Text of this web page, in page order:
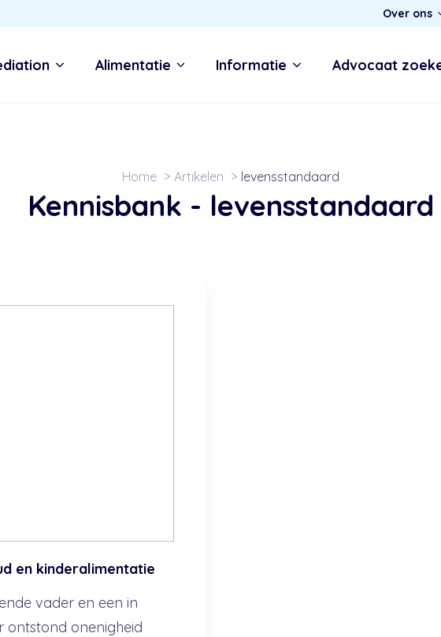
Over ons
Alimentatie Informatie Advocaat
Home Artikelen levensstandaard
Kennisbank - levensstandaard
en kinderalimentatie
vader en een in
ontstond onenigheid